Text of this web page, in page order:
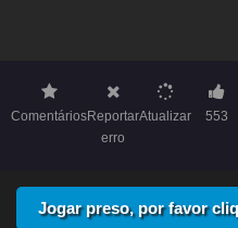
ComentáriosReportar
erro
Atualizar 553
Jogar preso, por favor